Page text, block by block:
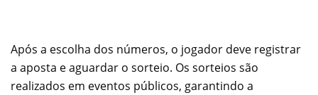
Após a escolha dos números, o jogador deve registrar
a aposta e aguardar o sorteio. Os sorteios são
realizados em eventos públicos, garantindo a